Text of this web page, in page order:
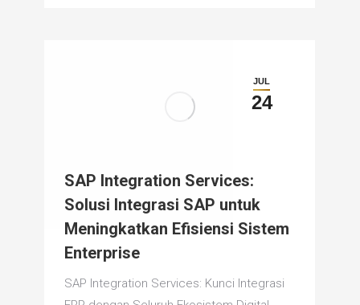
JUL
24
SAP Integration Services:
Solusi Integrasi SAP untuk
Meningkatkan Efisiensi Sistem
Enterprise
SAP Integration Services: Kunci Integrasi